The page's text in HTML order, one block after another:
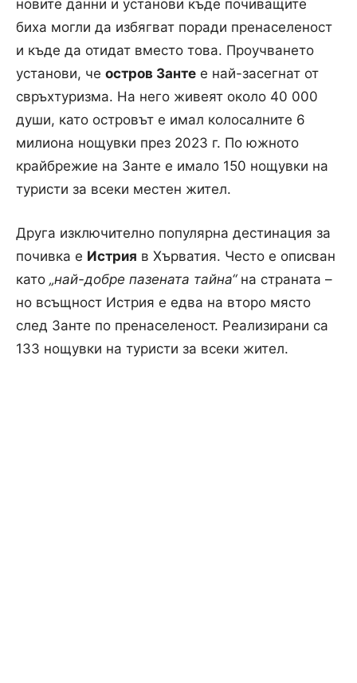
новите данни и установи къде почиващите
биха могли да избягват поради пренаселеност
и къде да отидат вместо това. Проучването
установи, че остров Занте е най-засегнат от
свръхтуризма. На него живеят около 40 000
души, като островът е имал колосалните 6
милиона нощувки през 2023 г. По южното
крайбрежие на Занте е имало 150 нощувки на
туристи за всеки местен жител.
Друга изключително популярна дестинация за
почивка е Истрия в Хърватия. Често е описван
като „най-добре пазената тайна“на страната –
но всъщност Истрия е едва на второ място
след Занте по пренаселеност. Реализирани са
133 нощувки на туристи за всеки жител.